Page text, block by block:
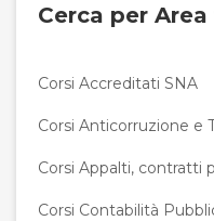
Cerca per
Corsi Accreditati SNA
Corsi Anticorruzione e
Corsi Appalti, contratti
Corsi Contabilità